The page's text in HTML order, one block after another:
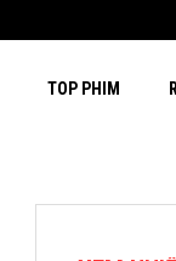
TOP PHIM